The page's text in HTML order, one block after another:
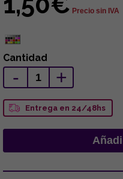
Precio sin IVA
Cantidad
- +
Entrega en 24/48hs